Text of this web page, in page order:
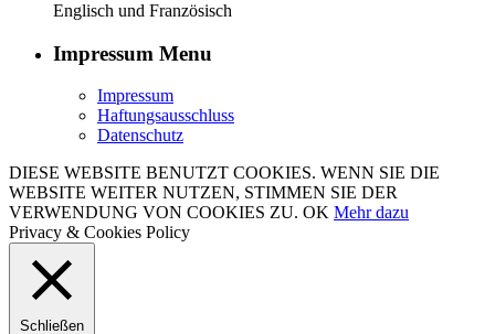
Englisch und Französisch
Impressum Menu
Impressum
Haftungsausschluss
Datenschutz
DIESE WEBSITE BENUTZT COOKIES. WENN SIE DIE
WEBSITE WEITER NUTZEN, STIMMEN SIE DER
VERWENDUNG VON COOKIES ZU. OK Mehr dazu
Privacy & Cookies Policy
Schließen